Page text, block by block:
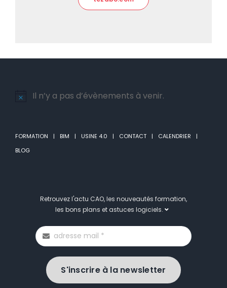
Notice
Il n’y a pas d’évènements à venir.
FORMATION BIM USINE 4.0 CONTACT
CALENDRIER
BLOG
Retrouvez l'actu CAO, les nouveautés formation,
les bons plans et astuces logiciels.
S'inscrire à la newsletter